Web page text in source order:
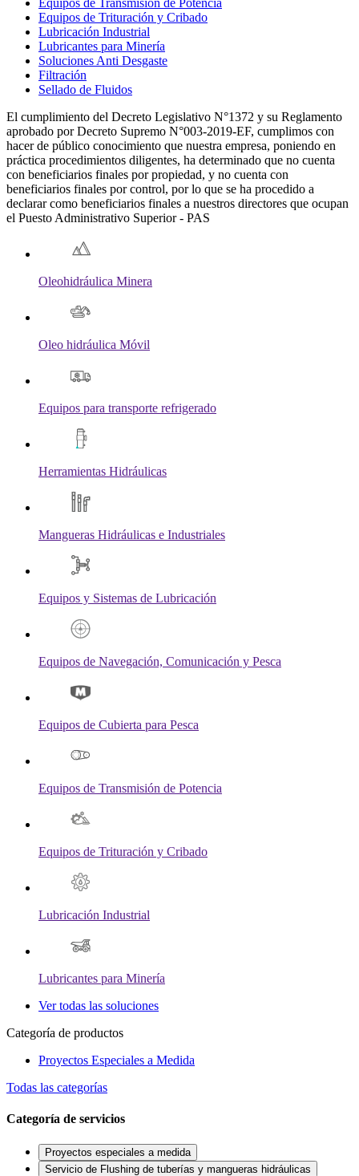
Equipos de Transmisión de Potencia
Equipos de Trituración y Cribado
Lubricación Industrial
Lubricantes para Minería
Soluciones Anti Desgaste
Filtración
Sellado de Fluidos
El cumplimiento del Decreto Legislativo N°1372 y su Reglamento
aprobado por Decreto Supremo N°003-2019-EF, cumplimos con
hacer de público conocimiento que nuestra empresa, poniendo en
práctica procedimientos diligentes, ha determinado que no cuenta
con beneficiarios finales por propiedad, y no cuenta con
beneficiarios finales por control, por lo que se ha procedido a
declarar como beneficiarios finales a nuestros directores que ocupan
el Puesto Administrativo Superior - PAS
Oleohidráulica Minera
Oleo hidráulica Móvil
Equipos para transporte refrigerado
Herramientas Hidráulicas
Mangueras Hidráulicas e Industriales
Equipos y Sistemas de Lubricación
Equipos de Navegación, Comunicación y Pesca
Equipos de Cubierta para Pesca
Equipos de Transmisión de Potencia
Equipos de Trituración y Cribado
Lubricación Industrial
Lubricantes para Minería
Ver todas las soluciones
Categoría de productos
Proyectos Especiales a Medida
Todas las categorías
Categoría de servicios
Proyectos especiales a medida
Servicio de Flushing de tuberías y mangueras hidráulicas